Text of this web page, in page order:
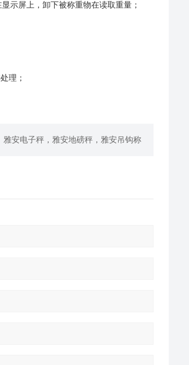
示屏上，卸下被称重物在读取重量；
理；
雅安电子秤，雅安地磅秤，雅安吊钩称